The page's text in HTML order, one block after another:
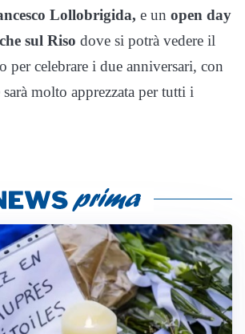
Lollobrigida, e un open day
sul Riso dove si potrà vedere il
per celebrare i due anniversari, con
sarà molto apprezzata per tutti i